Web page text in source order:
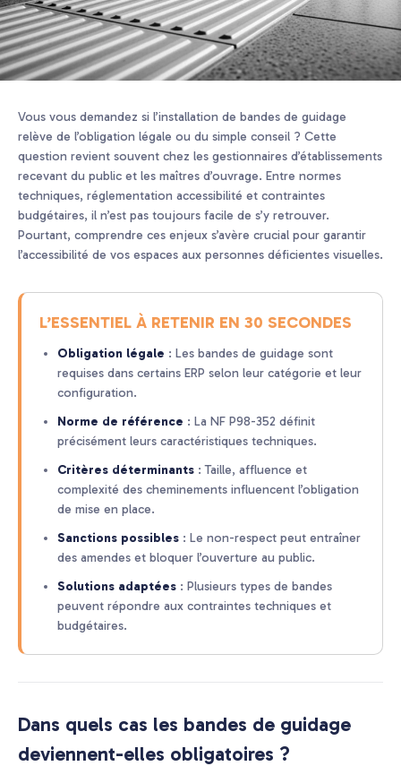
Vous vous demandez si l’installation de bandes de guidage
relève de l’obligation légale ou du simple conseil ? Cette
question revient souvent chez les gestionnaires d’établissements
recevant du public et les maîtres d’ouvrage. Entre normes
techniques, réglementation accessibilité et contraintes
budgétaires, il n’est pas toujours facile de s’y retrouver.
Pourtant, comprendre ces enjeux s’avère crucial pour garantir
l’accessibilité de vos espaces aux personnes déficientes visuelles.
L’ESSENTIEL À RETENIR EN 30 SECONDES
Obligation légale : Les bandes de guidage sont
requises dans certains ERP selon leur catégorie et leur
configuration.
Norme de référence : La NF P98-352 définit
précisément leurs caractéristiques techniques.
Critères déterminants : Taille, affluence et
complexité des cheminements influencent l’obligation
de mise en place.
Sanctions possibles : Le non-respect peut entraîner
des amendes et bloquer l’ouverture au public.
Solutions adaptées : Plusieurs types de bandes
peuvent répondre aux contraintes techniques et
budgétaires.
Dans quels cas les bandes de guidage
deviennent-elles obligatoires ?